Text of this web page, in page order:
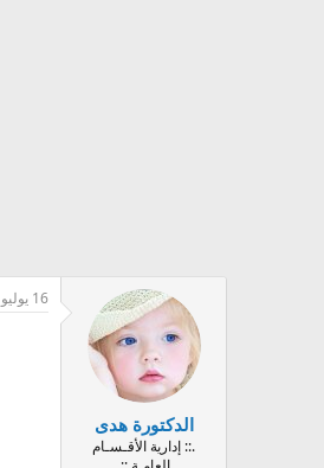
الدكتورة هدى
.:: إدارية الأقـسـام
16 يوليو 2021